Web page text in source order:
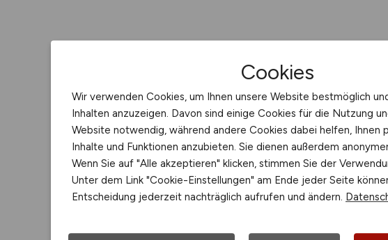
Cookies
Wir verwenden Cookies, um Ihnen unsere Website bestmöglich
Inhalten anzuzeigen. Davon sind einige Cookies für die Nutzung
Website notwendig, während andere Cookies dabei helfen, Ihnen
Inhalte und Funktionen anzubieten. Sie dienen außerdem
Wenn Sie auf "Alle akzeptieren" klicken, stimmen Sie der
Unter dem Link "Cookie-Einstellungen" am Ende jeder Seite
Entscheidung jederzeit nachträglich aufrufen und ändern.